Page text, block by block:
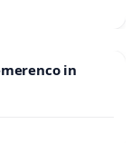
in